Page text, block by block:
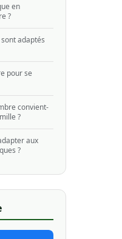
en
?
adaptés
pour se
convient-
?
aux
?